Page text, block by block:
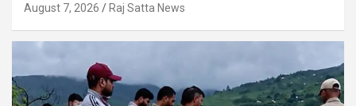
August 7, 2026 Raj Satta News